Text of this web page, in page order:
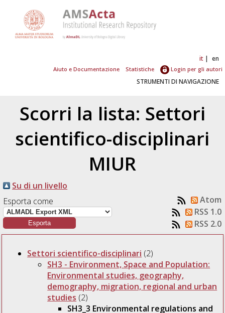
it en
Aiuto e Documentazione Statistiche Login per gli autori
STRUMENTI DI NAVIGAZIONE
Scorri la lista: Settori
scientifico-disciplinari
MIUR
Su di un livello
Esporta come
Atom
RSS 1.0
RSS 2.0
Settori scientifico-disciplinari (2)
SH3 - Environment, Space and Population:
Environmental studies, geography,
demography, migration, regional and urban
studies (2)
SH3_3 Environmental regulations and